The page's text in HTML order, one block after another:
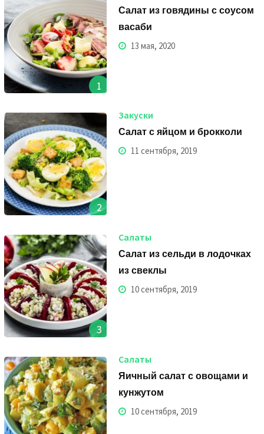
1
Салат из говядины с соусом
васаби
13 мая, 2020
2
Закуски
Салат с яйцом и брокколи
11 сентября, 2019
3
Салаты
Салат из сельди в лодочках
из свеклы
10 сентября, 2019
Салаты
Яичный салат с овощами и
кунжутом
10 сентября, 2019